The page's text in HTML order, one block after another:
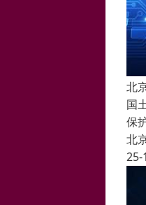
北
国
保
北
25-